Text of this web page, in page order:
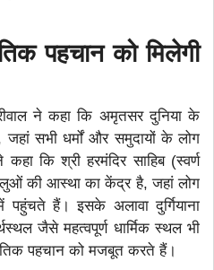
पहचान को मिलेगी
ने कहा कि अमृतसर दुनिया के
सभी धर्मों और समुदायों के लोग
कि श्री हरमंदिर साहिब (स्वर्ण
की आस्था का केंद्र है, जहां लोग
पहुंचते हैं। इसके अलावा दुर्गियाना
जैसे महत्वपूर्ण धार्मिक स्थल भी
पहचान को मजबूत करते हैं।